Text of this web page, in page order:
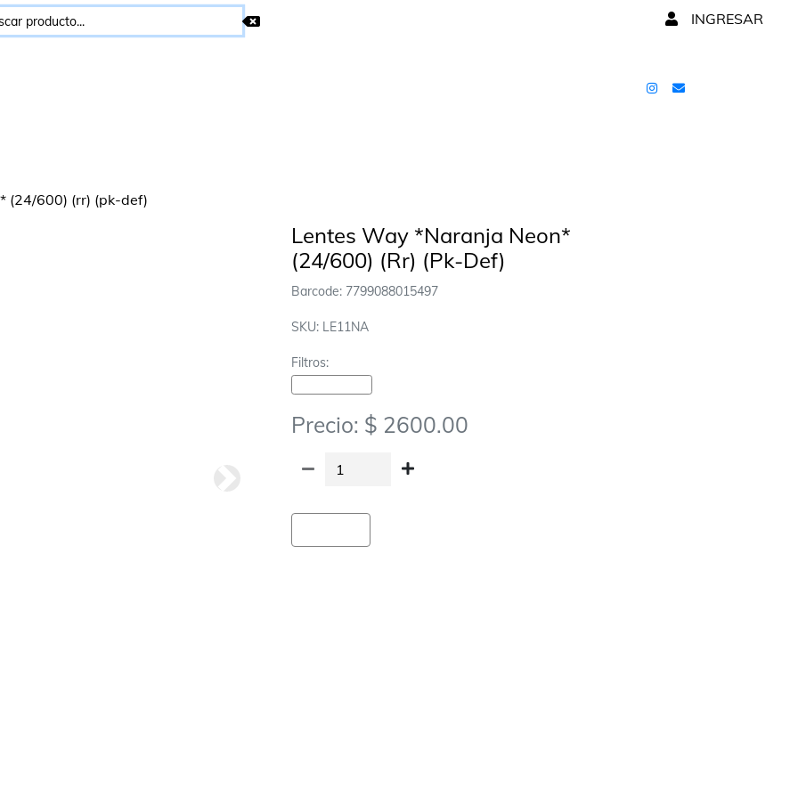
INGRESAR
Lentes Way *Naranja Neon*
(24/600) (Rr) (Pk-Def)
Barcode: 7799088015497
SKU: LE11NA
Filtros:
Precio: $ 2600.00